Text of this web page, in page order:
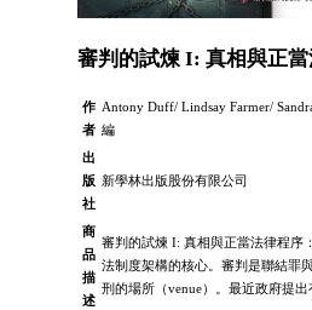
審判的試煉 I: 真相與正
作
者
Antony Duff/ Lindsay Farmer/
編
出
版
社
新學林出版股份有限公司
商
品
描
述
審判的試煉 I: 真相與正當法律程序
法制度架構的核心。審判是聯結罪
刑的場所（venue）。最近政府提